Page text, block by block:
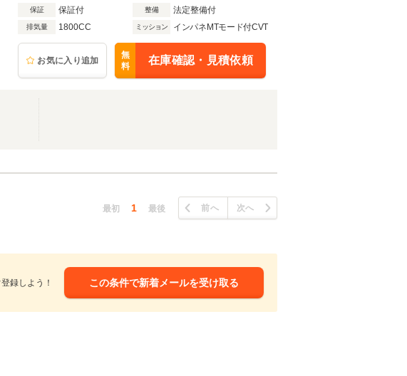
保証 保証付 整備 法定整備付
排気量 1800CC ミッション インパネMTモード付CVT
お気に入り追加
無
料
在庫確認・見積依頼
最初 1 最後 前へ 次へ
録しよう！ この条件で新着メールを受け取る